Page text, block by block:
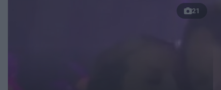
21